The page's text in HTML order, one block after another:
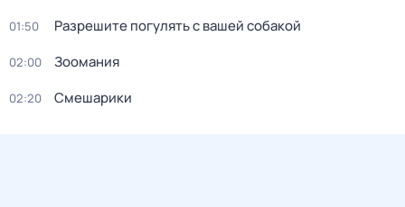
01:50 Разрешите погулять с вашей собакой
02:00 Зоомания
02:20 Смешарики